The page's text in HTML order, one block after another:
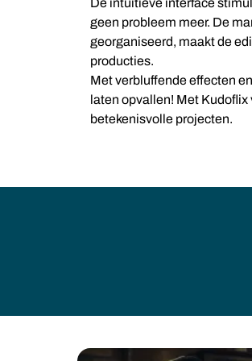
De intuïtieve interface
geen probleem meer. De
georganiseerd, maakt de
producties.
Met verbluffende effecten
laten opvallen! Met Kudoflix
betekenisvolle projecten.